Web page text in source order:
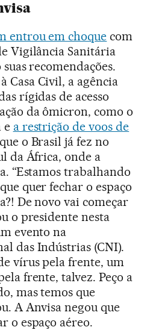
entrou em choque com
Vigilância Sanitária
recomendações.
Casa Civil, a agência
rígidas de acesso
da ômicron, como o
e a restrição de voos de
o Brasil já fez no
da África, onde a
“Estamos trabalhando
quer fechar o espaço
De novo vai começar
o presidente nesta
evento na
das Indústrias (CNI).
vírus pela frente, um
frente, talvez. Peço a
mas temos que
A Anvisa negou que
o espaço aéreo.